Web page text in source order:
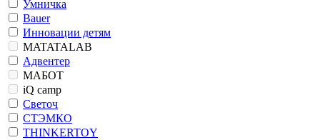
Умничка
Bauer
Инновации детям
MATATALAB
Адвентер
МАБОТ
iQ camp
Светоч
СТЭМКО
THINKERTOY